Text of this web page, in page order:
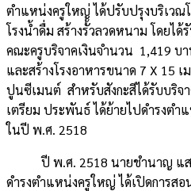
ตำแหน่งครูใหญ่ ได้ปรับปรุงบริเวณ
โรงน้ำดื่ม สร้างรั้วลวดหนาม โดยได้
คณะครูบริจาคเงินจำนวน 1,419 บ
และสร้างโรงอาหารขนาด 7 X 15
ปูนซีเมนต์ สำหรับสังกะสีได้รับบริจ
เตรียม ประพันธ์ ได้ย้ายไปดำรงตำ
ในปี พ.ศ. 2518
ปี พ.ศ. 2518 นายชำนาญ แส
ดำรงตำแหน่งครูใหญ่ ได้เปิดการส